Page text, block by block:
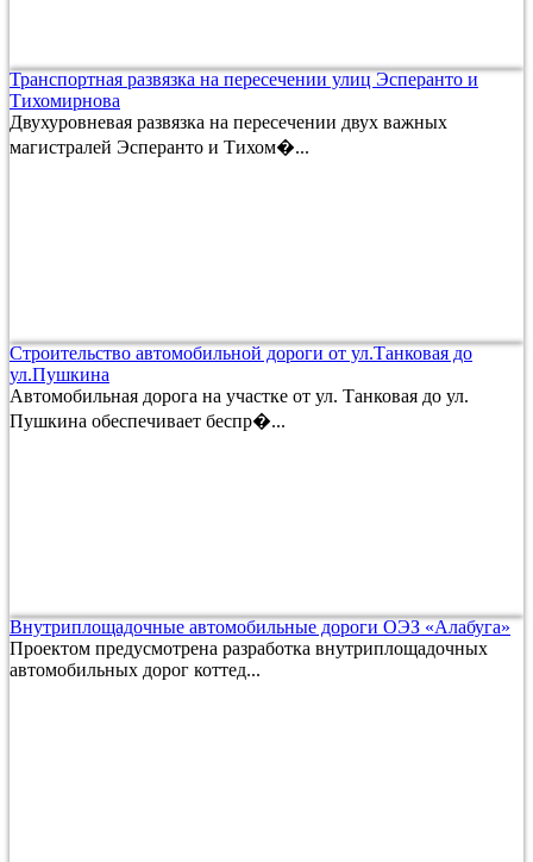
Транспортная развязка на пересечении улиц Эсперанто и
Тихомирнова
Двухуровневая развязка на пересечении двух важных
магистралей Эсперанто и Тихом�...
Строительство автомобильной дороги от ул.Танковая до
ул.Пушкина
Автомобильная дорога на участке от ул. Танковая до ул.
Пушкина обеспечивает беспр�...
Внутриплощадочные автомобильные дороги ОЭЗ «Алабуга»
Проектом предусмотрена разработка внутриплощадочных
автомобильных дорог коттед...